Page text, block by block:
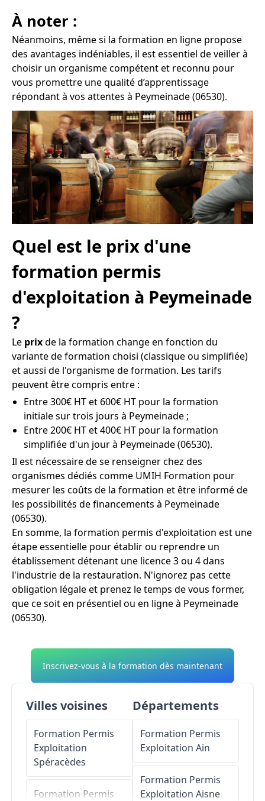
À noter :
Néanmoins, même si la formation en ligne propose
des avantages indéniables, il est essentiel de veiller à
choisir un organisme compétent et reconnu pour
vous promettre une qualité d’apprentissage
répondant à vos attentes à Peymeinade (06530).
Quel est le prix d'une
formation permis
d'exploitation à Peymeinade
?
Le prixde la formation change en fonction du
variante de formation choisi (classique ou simplifiée)
et aussi de l'organisme de formation. Les tarifs
peuvent être compris entre :
Entre 300€ HT et 600€ HT pour la formation
initiale sur trois jours à Peymeinade ;
Entre 200€ HT et 400€ HT pour la formation
simplifiée d'un jour à Peymeinade (06530).
Il est nécessaire de se renseigner chez des
organismes dédiés comme UMIH Formation pour
mesurer les coûts de la formation et être informé de
les possibilités de financements à Peymeinade
(06530).
En somme, la formation permis d'exploitation est une
étape essentielle pour établir ou reprendre un
établissement détenant une licence 3 ou 4 dans
l'industrie de la restauration. N'ignorez pas cette
obligation légale et prenez le temps de vous former,
que ce soit en présentiel ou en ligne à Peymeinade
(06530).
Inscrivez-vous à la formation dès maintenant
Villes voisines
Formation Permis
Exploitation
Spéracèdes
Formation Permis
Départements
Formation Permis
Exploitation Ain
Formation Permis
Exploitation Aisne